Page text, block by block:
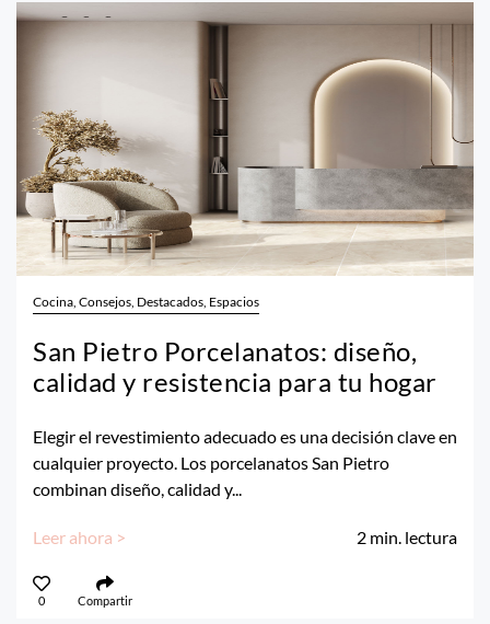
Cocina, Consejos, Destacados, Espacios
San Pietro Porcelanatos: diseño,
calidad y resistencia para tu hogar
Elegir el revestimiento adecuado es una decisión clave en
cualquier proyecto. Los porcelanatos San Pietro
combinan diseño, calidad y...
Leer ahora > 2 min. lectura
0 Compartir